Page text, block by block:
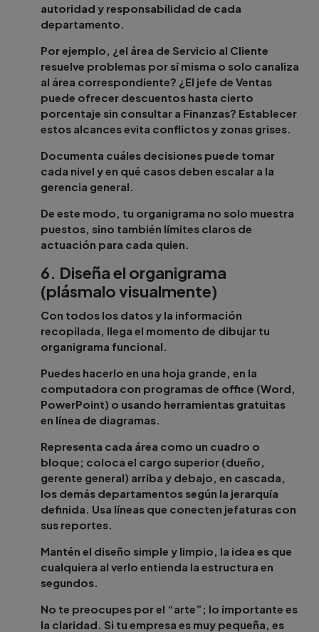
autoridad y responsabilidad de cada
departamento.
Por ejemplo, ¿el área de Servicio al Cliente
resuelve problemas por sí misma o solo canaliza
al área correspondiente? ¿El jefe de Ventas
puede ofrecer descuentos hasta cierto
porcentaje sin consultar a Finanzas? Establecer
estos alcances evita conflictos y zonas grises.
Documenta cuáles decisiones puede tomar
cada nivel y en qué casos deben escalar a la
gerencia general.
De este modo, tu organigrama no solo muestra
puestos, sino también límites claros de
actuación para cada quien.
6. Diseña el organigrama
(plásmalo visualmente)
Con todos los datos y la información
recopilada, llega el momento de dibujar tu
organigrama funcional.
Puedes hacerlo en una hoja grande, en la
computadora con programas de office (Word,
PowerPoint) o usando herramientas gratuitas
en línea de diagramas.
Representa cada área como un cuadro o
bloque; coloca el cargo superior (dueño,
gerente general) arriba y debajo, en cascada,
los demás departamentos según la jerarquía
definida. Usa líneas que conecten jefaturas con
sus reportes.
Mantén el diseño simple y limpio, la idea es que
cualquiera al verlo entienda la estructura en
segundos.
No te preocupes por el “arte”; lo importante es
la claridad. Si tu empresa es muy pequeña, es